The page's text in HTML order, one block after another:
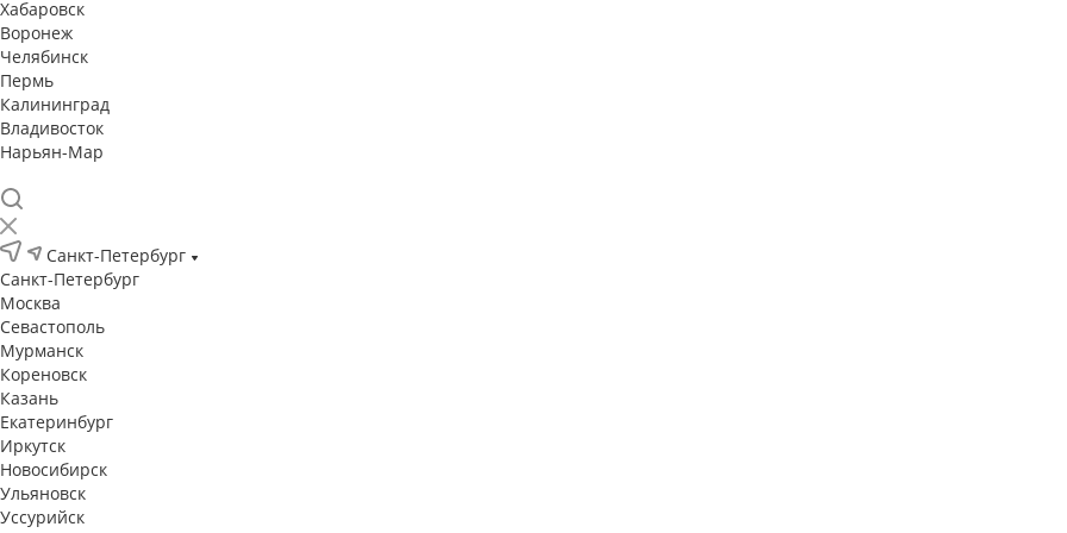
Хабаровск
Воронеж
Челябинск
Пермь
Калининград
Владивосток
Нарьян-Мар
Санкт-Петербург
Санкт-Петербург
Москва
Севастополь
Мурманск
Кореновск
Казань
Екатеринбург
Иркутск
Новосибирск
Ульяновск
Уссурийск